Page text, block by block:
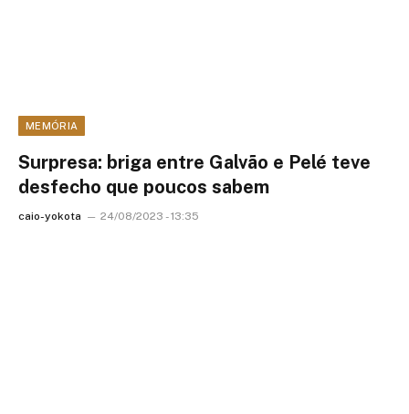
MEMÓRIA
Surpresa: briga entre Galvão e Pelé teve
desfecho que poucos sabem
caio-yokota 24/08/2023 - 13:35